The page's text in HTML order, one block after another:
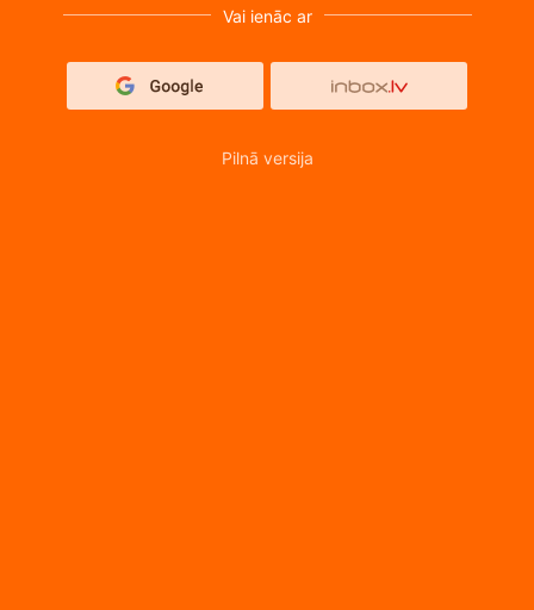
Vai ienāc ar
Pilnā versija